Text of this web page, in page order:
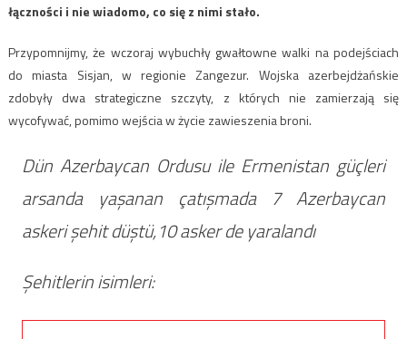
łączności i nie wiadomo, co się z nimi stało.
Przypomnijmy, że wczoraj wybuchły gwałtowne walki na podejściach
do miasta Sisjan, w regionie Zangezur. Wojska azerbejdżańskie
zdobyły dwa strategiczne szczyty, z których nie zamierzają się
wycofywać, pomimo wejścia w życie zawieszenia broni.
Dün Azerbaycan Ordusu ile Ermenistan güçleri
arsanda yaşanan çatışmada 7 Azerbaycan
askeri şehit düştü,10 asker de yaralandı
Şehitlerin isimleri: